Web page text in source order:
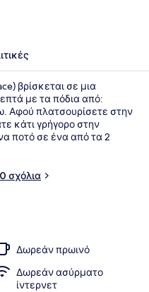
βρίσκεται σε μια
με τα πόδια από:
Αφού πλατσουρίσετε στην
κάτι γρήγορο στην
ποτό σε ένα από τα 2
σχόλια
Δωρεάν πρωινό
Δωρεάν ασύρματο
ίντερνετ